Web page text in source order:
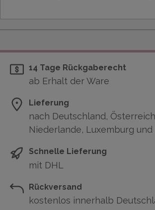
14 Tage Rückgaberecht
ab Erhalt der Ware
Lieferung
nach Deutschland,
Niederlande, Luxemburg und
Schnelle Lieferung
mit DHL
Rückversand
kostenlos innerhalb